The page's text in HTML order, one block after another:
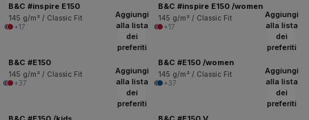
B&C #inspire E150
145 g/m² / Classic Fit
+17
B&C #inspire E150 /women
145 g/m² / Classic Fit
+17
Aggiungi
alla lista
dei
preferiti
B&C #E150
145 g/m² / Classic Fit
+37
Aggiungi
alla lista
dei
preferiti
B&C #E150 /women
145 g/m² / Classic Fit
+37
Aggiungi
alla lista
dei
preferiti
Aggiungi
alla lista
dei
preferiti